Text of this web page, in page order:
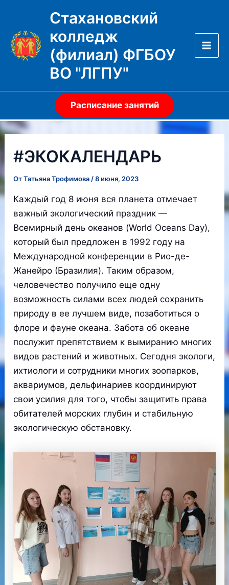
содержимому
Стахановский
колледж
(филиал) ФГБОУ
ВО "ЛГПУ"
Расписание занятий
#ЭКОКАЛЕНДАРЬ
ОтТатьяна Трофимова /8 июня, 2023
Каждый год 8 июня вся планета отмечает
важный экологический праздник —
Всемирный день океанов (World Oceans Day),
который был предложен в 1992 году на
Международной конференции в Рио-де-
Жанейро (Бразилия). Таким образом,
человечество получило еще одну
возможность силами всех людей сохранить
природу в ее лучшем виде, позаботиться о
флоре и фауне океана. Забота об океане
послужит препятствием к вымиранию многих
видов растений и животных. Сегодня экологи,
ихтиологи и сотрудники многих зоопарков,
аквариумов, дельфинариев координируют
свои усилия для того, чтобы защитить права
обитателей морских глубин и стабильную
экологическую обстановку.